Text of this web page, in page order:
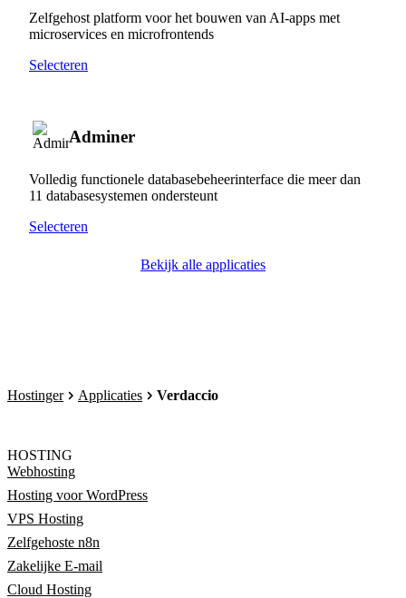
Zelfgehost platform voor het bouwen van AI-apps met
microservices en microfrontends
Selecteren
Adminer
Volledig functionele databasebeheerinterface die meer dan
11 databasesystemen ondersteunt
Selecteren
Bekijk alle applicaties
Hostinger Applicaties Verdaccio
HOSTING
Webhosting
Hosting voor WordPress
VPS Hosting
Zelfgehoste n8n
Zakelijke E-mail
Cloud Hosting